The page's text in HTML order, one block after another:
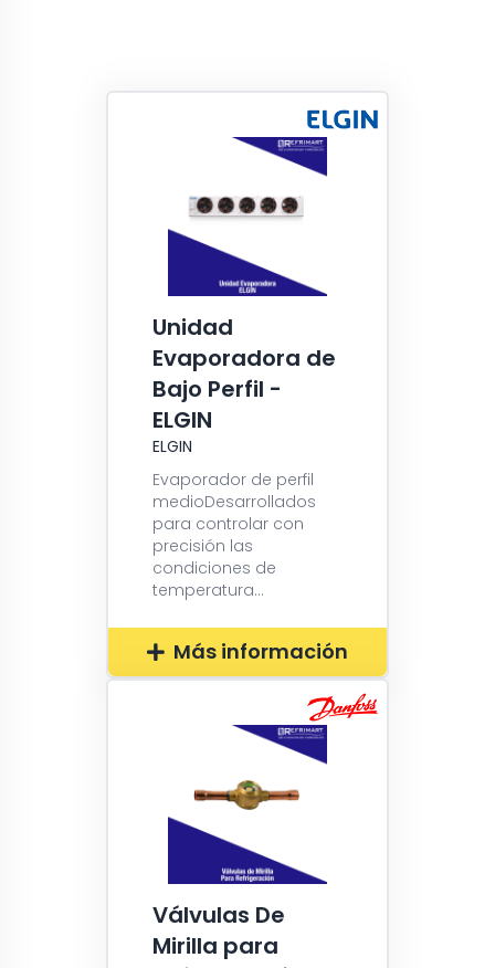
Unidad
Evaporadora de
Bajo Perfil -
ELGIN
ELGIN
Evaporador de perfil
medioDesarrollados
para controlar con
precisión las
condiciones de
temperatura...
Más información
Válvulas De
Mirilla para